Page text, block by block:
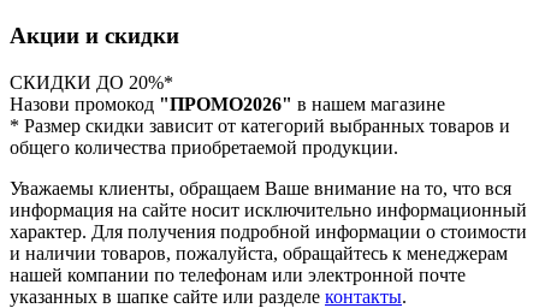
Акции и скидки
СКИДКИ ДО 20%*
Назови промокод "ПРОМО2026" в нашем магазине
* Размер скидки зависит от категорий выбранных товаров и
общего количества приобретаемой продукции.
Уважаемы клиенты, обращаем Ваше внимание на то, что вся
информация на сайте носит исключительно информационный
характер. Для получения подробной информации о стоимости
и наличии товаров, пожалуйста, обращайтесь к менеджерам
нашей компании по телефонам или электронной почте
указанных в шапке сайте или разделе контакты.